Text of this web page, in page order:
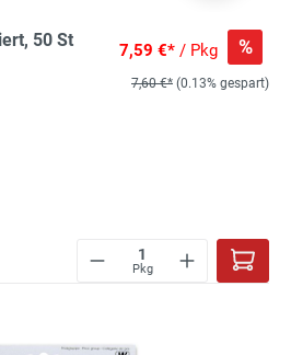
50 St 7,59 €* / Pkg %
7,60 €* (0.13% gespart)
Pkg